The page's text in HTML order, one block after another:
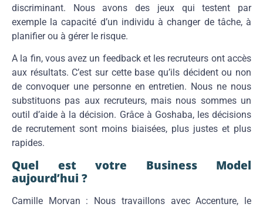
discriminant. Nous avons des jeux qui testent par
exemple la capacité d’un individu à changer de tâche, à
planifier ou à gérer le risque.
A la fin, vous avez un feedback et les recruteurs ont accès
aux résultats. C’est sur cette base qu’ils décident ou non
de convoquer une personne en entretien. Nous ne nous
substituons pas aux recruteurs, mais nous sommes un
outil d’aide à la décision. Grâce à Goshaba, les décisions
de recrutement sont moins biaisées, plus justes et plus
rapides.
Quel est votre Business Model
aujourd’hui ?
Camille Morvan : Nous travaillons avec Accenture, le